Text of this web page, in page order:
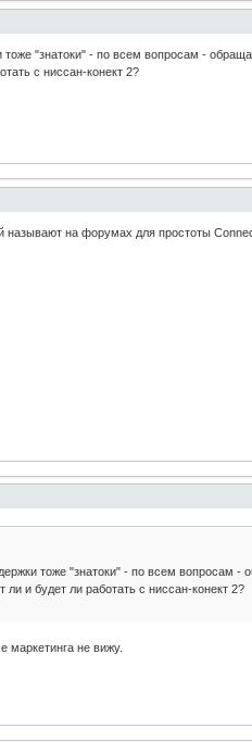
"знатоки" - по всем вопросам -
с ниссан-конект 2?
называют на форумах для простоты
тоже "знатоки" - по всем вопросам -
и будет ли работать с ниссан-конект 2?
маркетинга не вижу.